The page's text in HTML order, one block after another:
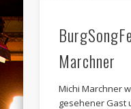
Marchner
Michi Marchner
gesehener Gast